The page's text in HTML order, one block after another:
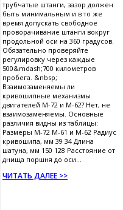
трубчатые штанги, зазор должен
быть минимальным и в то же
время допускать свободное
проворачивание штанги вокруг
продольной оси на 360 градусов.
Обязательно проверяйте
регулировку через каждые
500&mdash;700 километров
пробега. &nbsp;
Взаимозаменяемы ли
кривошипные механизмы
двигателей М-72 и М-62? Нет, не
взаимозаменяемы. Основные
различия видны из таблицы:
Размеры М-72 М-61 и М-62 Радиус
кривошипа, мм 39 34 Длина
шатуна, мм 150 128 Расстояние от
днища поршня до оси...
ЧИТАТЬ ДАЛЕЕ >>